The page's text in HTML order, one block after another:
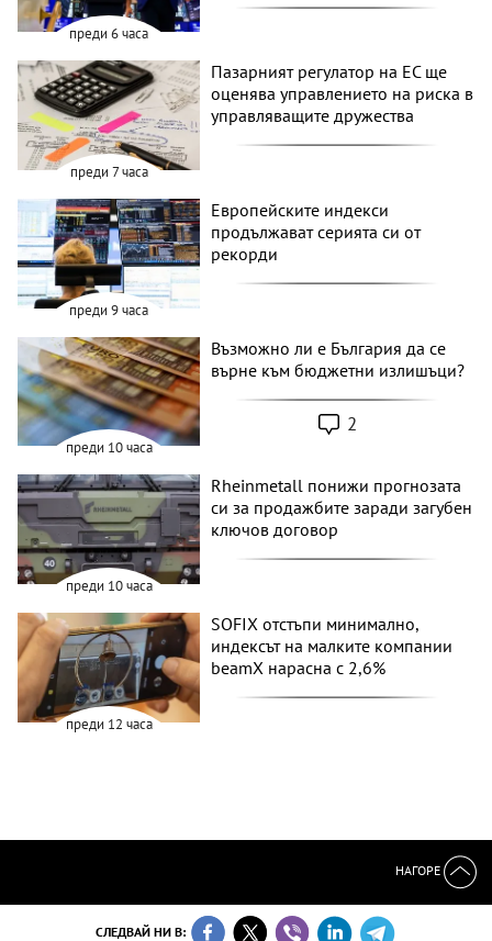
преди 6 часа
преди 7 часа
Пазарният регулатор на ЕС ще
оценява управлението на риска в
управляващите дружества
преди 9 часа
Европейските индекси
продължават серията си от
рекорди
преди 10 часа
Възможно ли е България да се
върне към бюджетни излишъци?
2
преди 10 часа
Rheinmetall понижи прогнозата
си за продажбите заради загубен
ключов договор
преди 12 часа
SOFIX отстъпи минимално,
индексът на малките компании
beamX нарасна с 2,6%
НАГОРЕ
СЛЕДВАЙ НИ В: